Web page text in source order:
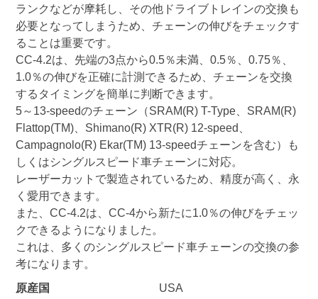
ランクなどが摩耗し、その他ドライブトレインの交換も
必要となってしまうため、チェーンの伸びをチェックす
ることは重要です。
CC-4.2は、先端の3点から0.5％未満、0.5％、0.75％、
1.0％の伸びを正確に計測できるため、チェーンを交換
するタイミングを簡単に判断できます。
5～13-speedのチェーン（SRAM(R) T-Type、SRAM(R)
Flattop(TM)、Shimano(R) XTR(R) 12-speed、
Campagnolo(R) Ekar(TM) 13-speedチェーンを含む）も
しくはシングルスピード車チェーンに対応。
レーザーカットで製造されているため、精度が高く、永
く愛用できます。
また、CC-4.2は、CC-4から新たに1.0％の伸びをチェッ
クできるようになりました。
これは、多くのシングルスピード車チェーンの交換の参
考になります。
原産国
USA